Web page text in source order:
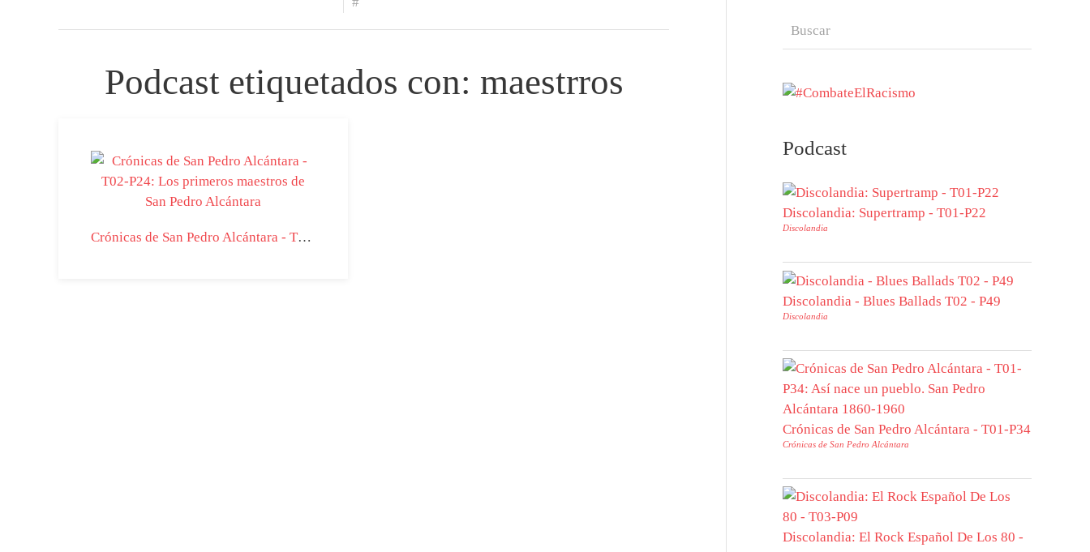
Podcast etiquetados con: maestrros
Crónicas de San Pedro Alcántara - T02-P24
Podcast
Discolandia: Supertramp - T01-P22
Discolandia
Discolandia - Blues Ballads T02 - P49
Discolandia
Crónicas de San Pedro Alcántara - T01-P34
Crónicas de San Pedro Alcántara
Discolandia: El Rock Español De Los 80 -